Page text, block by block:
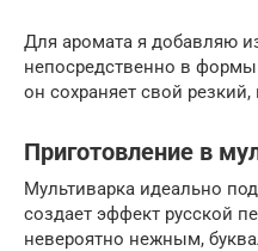
Для аромата я добавляю
непосредственно в формы
он сохраняет свой
Приготовление в
Мультиварка идеально
создает эффект русской
невероятно нежным,